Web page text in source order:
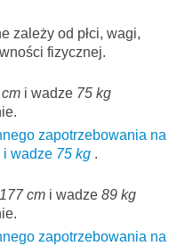
zależy od płci, wagi,
fizycznej.
i wadze 75 kg
zapotrzebowania na
i wadze 75 kg .
177 cm i wadze 89 kg
zapotrzebowania na